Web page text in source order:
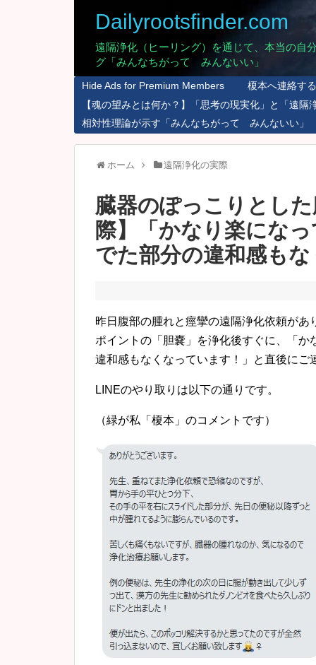
Dailyrootsfinder.com
遠隔浄化（ヒーリング）を通じて、本当の
グ「みんなちがって みんないい」
Hide Ads for Premium Members
榎本へ連絡す
【魂の望みとは何か？】「思考の現実化」と「遠隔
相対性理論が示す「みんなちがって みんないい」
ホーム 遠隔浄化の実際
臓器のぽっこりとし
際】「かなり楽にな
でた部分の違和感も
昨日腹部の腫れと痙攣の遠隔浄化依頼があ
ポイントの「胆嚢」を浄化後すぐに、「
違和感もなくなっています！」と直後にご
LINEのやり取りは以下の通りです。
（緑が私「榎本」のコメントです）